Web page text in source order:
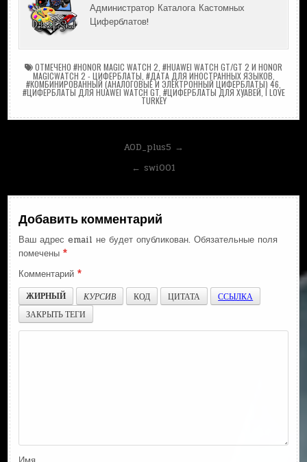
Администратор Каталога Кастомных
Циферблатов!
ОТМЕЧЕНО #HONOR MAGIC WATCH 2 #HUAWEI WATCH GT/GT 2 И HONOR
MAGICWATCH 2 - ЦИФЕРБЛАТЫ #ДАТА ДЛЯ ИНОСТРАННЫХ ЯЗЫКОВ
#КОМБИНИРОВАННЫЙ (АНАЛОГОВЫЕ И ЭЛЕКТРОННЫЙ ЦИФЕРБЛАТЫ) 46
#ЦИФЕРБЛАТЫ ДЛЯ HUAWEI WATCH GT, #ЦИФЕРБЛАТЫ ДЛЯ ХУАВЕЙ I LOVE
TURKEY
AOD_plus5 →
← swi001
Добавить комментарий
Ваш адрес email не будет опубликован. Обязательные поля
помечены*
Комментарий*
ЖИРНЫЙ
КУРСИВ КОД ЦИТАТА
ССЫЛКА
ЗАКРЫТЬ ТЕГИ